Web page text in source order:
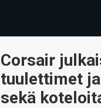
Corsair
tuulettimet
sekä